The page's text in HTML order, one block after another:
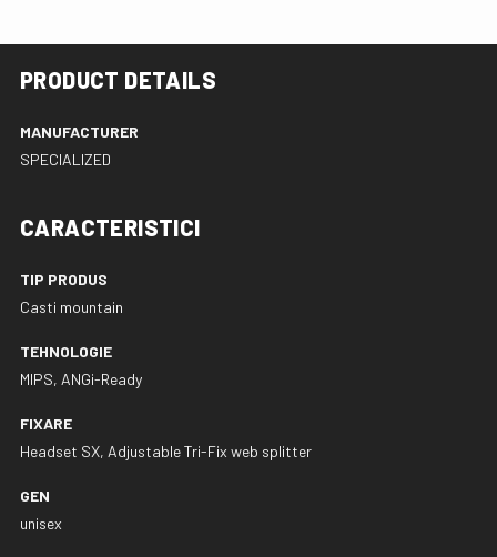
PRODUCT DETAILS
MANUFACTURER
SPECIALIZED
CARACTERISTICI
TIP PRODUS
Casti mountain
TEHNOLOGIE
MIPS, ANGi-Ready
FIXARE
Headset SX, Adjustable Tri-Fix web splitter
GEN
unisex